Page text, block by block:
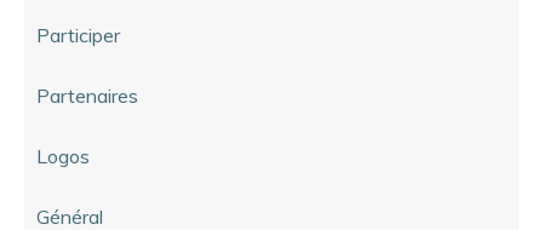
Participer
Partenaires
Logos
Général